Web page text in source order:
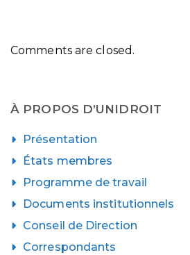
Comments are closed.
À PROPOS D’UNIDROIT
Présentation
États membres
Programme de travail
Documents institutionnels
Conseil de Direction
Correspondants